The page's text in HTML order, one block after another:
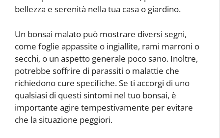
bellezza e serenità nella tua casa o giardino.
Un bonsai malato può mostrare diversi segni,
come foglie appassite o ingiallite, rami marroni o
secchi, o un aspetto generale poco sano. Inoltre,
potrebbe soffrire di parassiti o malattie che
richiedono cure specifiche. Se ti accorgi di uno
qualsiasi di questi sintomi nel tuo bonsai, è
importante agire tempestivamente per evitare
che la situazione peggiori.